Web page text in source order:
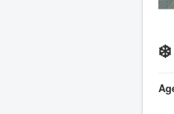
❄️